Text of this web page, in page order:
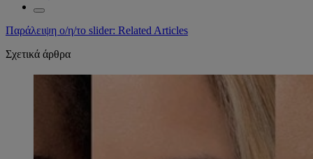
Παράλειψη ο/η/το slider: Related Articles
Σχετικά άρθρα